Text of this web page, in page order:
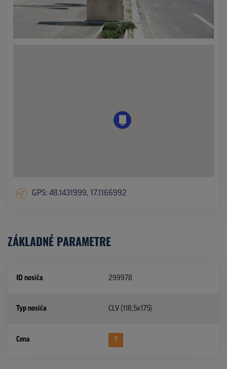
GPS: 48.1431999, 17.1166992
ZÁKLADNÉ PARAMETRE
ID nosiča 299978
Typ nosiča CLV (118,5x175)
Cena ?